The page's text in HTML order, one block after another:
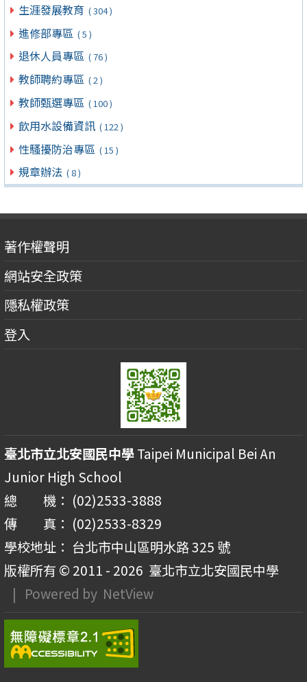
生涯發展教育 ( 304 )
進修部專區 ( 5 )
退休人員專區 ( 76 )
教師聘約專區 ( 2 )
教師甄選專區 ( 100 )
飲用水設備資訊 ( 122 )
性騷擾防治專區 ( 15 )
規章辦法 ( 8 )
著作權聲明
網站安全政策
隱私權政策
登入
臺北市立北安國民中學Taipei Municipal Bei An
Junior High School
總 機： (02)2533-3888
傳 真： (02)2533-8329
學校地址： 台北市中山區明水路 325 號
版權所有 © 2011 - 2026 臺北市立北安國民中學
| Powered by NetView